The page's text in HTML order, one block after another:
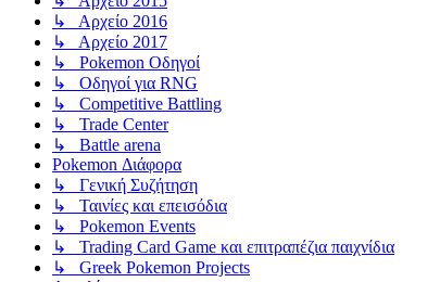
↳ Αρχείο 2016
↳ Αρχείο 2017
↳ Pokemon Οδηγοί
↳ Οδηγοί για RNG
↳ Competitive Battling
↳ Trade Center
↳ Battle arena
Pokemon Διάφορα
↳ Γενική Συζήτηση
↳ Ταινίες και επεισόδια
↳ Pokemon Events
↳ Trading Card Game και επιτραπέζια παιχνίδια
↳ Greek Pokemon Projects